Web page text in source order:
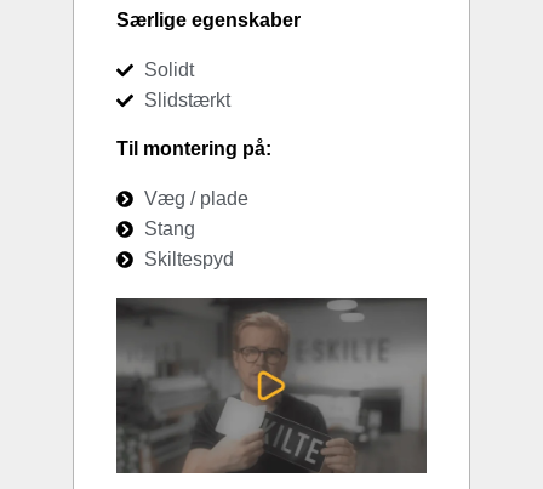
Særlige egenskaber
Solidt
Slidstærkt
Til montering på:
Væg / plade
Stang
Skiltespyd